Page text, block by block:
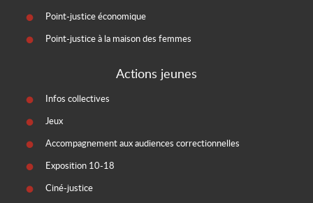
Point-justice économique
Point-justice à la maison des femmes
Actions jeunes
Infos collectives
Jeux
Accompagnement aux audiences correctionnelles
Exposition 10-18
Ciné-justice